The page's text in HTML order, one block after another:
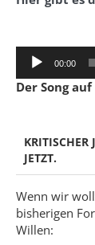
Audio-
Player
00:00
Der Song
JETZT.
Wenn wir
bisherigen
Willen: